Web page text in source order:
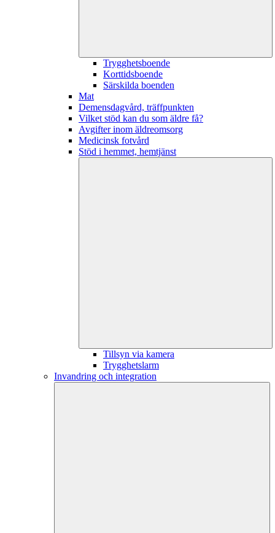
Trygghetsboende
Korttidsboende
Särskilda boenden
Mat
Demensdagvård, träffpunkten
Vilket stöd kan du som äldre få?
Avgifter inom äldreomsorg
Medicinsk fotvård
Stöd i hemmet, hemtjänst
Tillsyn via kamera
Trygghetslarm
Invandring och integration